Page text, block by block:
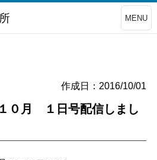
MENU
作成日：2016/10/01
０月 １日号配信しまし